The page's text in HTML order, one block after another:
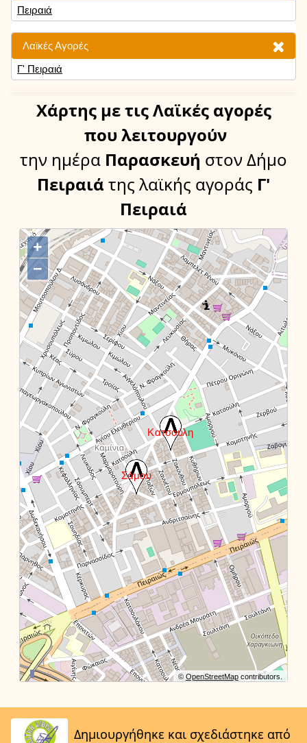
Πειραιά
Λαϊκές Αγορές
Γ' Πειραιά
Χάρτης με τις Λαϊκές αγορές
που λειτουργούν
την ημέρα Παρασκευή στον Δήμο
Πειραιά της λαϊκής αγοράς Γ'
Πειραιά
+
−
© OpenStreetMapcontributors.
Δημιουργήθηκε και σχεδιάστηκε από